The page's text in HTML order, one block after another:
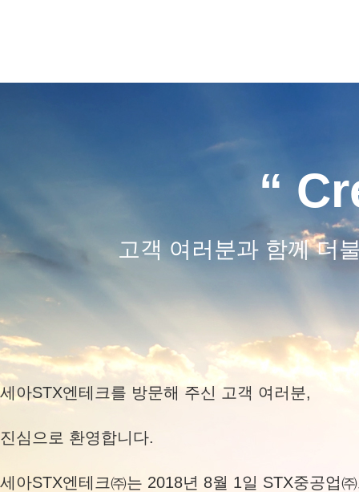
“
고객 여러분과 함께 더
세아STX엔테크를 방문해 주신 고객 여러분,
진심으로 환영합니다.
세아STX엔테크㈜는 2018년 8월 1일 STX중공업